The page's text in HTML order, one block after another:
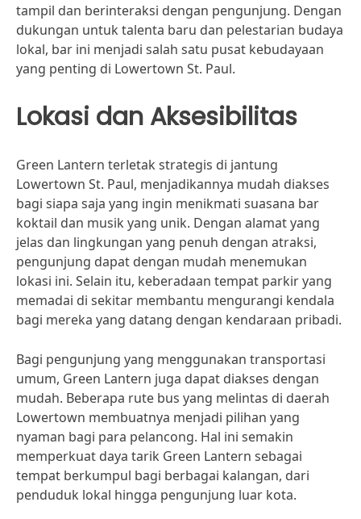
tampil dan berinteraksi dengan pengunjung. Dengan
dukungan untuk talenta baru dan pelestarian budaya
lokal, bar ini menjadi salah satu pusat kebudayaan
yang penting di Lowertown St. Paul.
Lokasi dan Aksesibilitas
Green Lantern terletak strategis di jantung
Lowertown St. Paul, menjadikannya mudah diakses
bagi siapa saja yang ingin menikmati suasana bar
koktail dan musik yang unik. Dengan alamat yang
jelas dan lingkungan yang penuh dengan atraksi,
pengunjung dapat dengan mudah menemukan
lokasi ini. Selain itu, keberadaan tempat parkir yang
memadai di sekitar membantu mengurangi kendala
bagi mereka yang datang dengan kendaraan pribadi.
Bagi pengunjung yang menggunakan transportasi
umum, Green Lantern juga dapat diakses dengan
mudah. Beberapa rute bus yang melintas di daerah
Lowertown membuatnya menjadi pilihan yang
nyaman bagi para pelancong. Hal ini semakin
memperkuat daya tarik Green Lantern sebagai
tempat berkumpul bagi berbagai kalangan, dari
penduduk lokal hingga pengunjung luar kota.